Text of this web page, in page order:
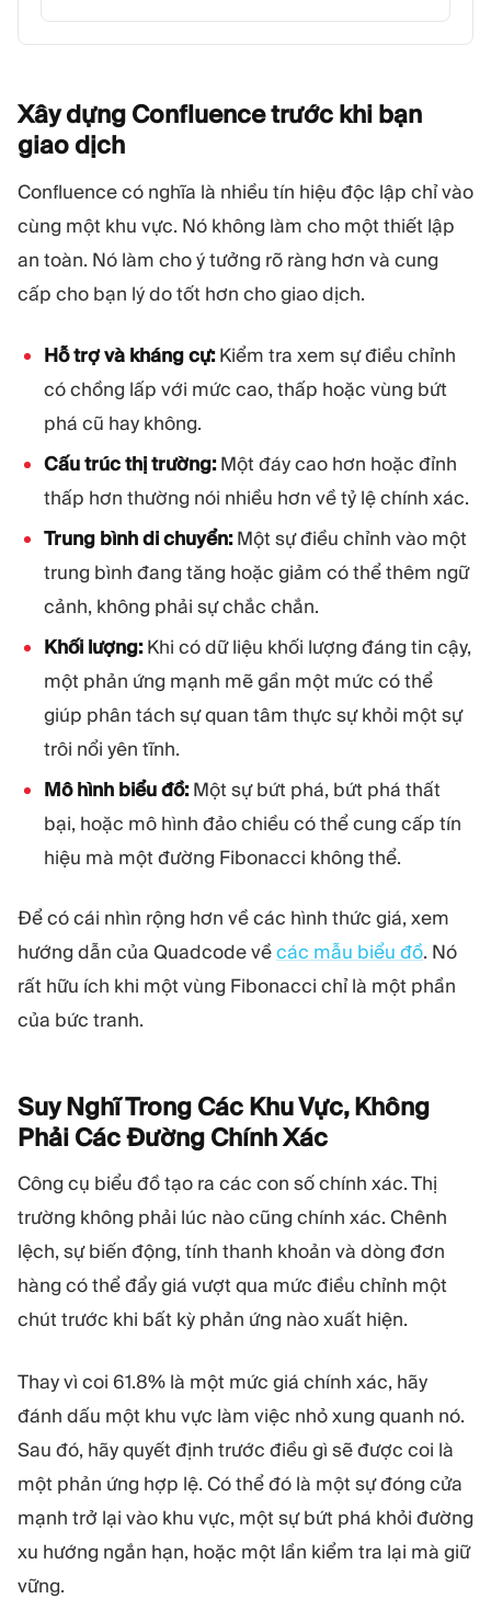
Xây dựng Confluence trước khi bạn
giaodịch
Confluence có nghĩa là nhiều tín hiệu độc lập chỉ vào
cùng một khu vực. Nó không làm cho một thiết lập
an toàn. Nó làm cho ý tưởng rõ ràng hơn và cung
cấp cho bạn lý do tốt hơn cho giao dịch.
Hỗ trợ và kháng cự:Kiểm tra xem sự điều chỉnh
có chồng lấp với mức cao, thấp hoặc vùng bứt
phá cũ hay không.
Cấu trúc thị trường:Một đáy cao hơn hoặc đỉnh
thấp hơn thường nói nhiều hơn về tỷ lệ chính xác.
Trung bình di chuyển:Một sự điều chỉnh vào một
trung bình đang tăng hoặc giảm có thể thêm ngữ
cảnh, không phải sự chắc chắn.
Khối lượng:Khi có dữ liệu khối lượng đáng tin cậy,
một phản ứng mạnh mẽ gần một mức có thể
giúp phân tách sự quan tâm thực sự khỏi một sự
trôi nổi yên tĩnh.
Mô hình biểu đồ:Một sự bứt phá, bứt phá thất
bại, hoặc mô hình đảo chiều có thể cung cấp tín
hiệu mà một đường Fibonacci không thể.
Để có cái nhìn rộng hơn về các hình thức giá, xem
hướng dẫn của Quadcode vềcác mẫu biểu đồ. Nó
rất hữu ích khi một vùng Fibonacci chỉ là một phần
của bức tranh.
Suy Nghĩ Trong Các Khu Vực, Không
Phải Các Đường ChínhXác
Công cụ biểu đồ tạo ra các con số chính xác. Thị
trường không phải lúc nào cũng chính xác. Chênh
lệch, sự biến động, tính thanh khoản và dòng đơn
hàng có thể đẩy giá vượt qua mức điều chỉnh một
chút trước khi bất kỳ phản ứng nào xuất hiện.
Thay vì coi 61.8% là một mức giá chính xác, hãy
đánh dấu một khu vực làm việc nhỏ xung quanh nó.
Sau đó, hãy quyết định trước điều gì sẽ được coi là
một phản ứng hợp lệ. Có thể đó là một sự đóng cửa
mạnh trở lại vào khu vực, một sự bứt phá khỏi đường
xu hướng ngắn hạn, hoặc một lần kiểm tra lại mà giữ
vững.